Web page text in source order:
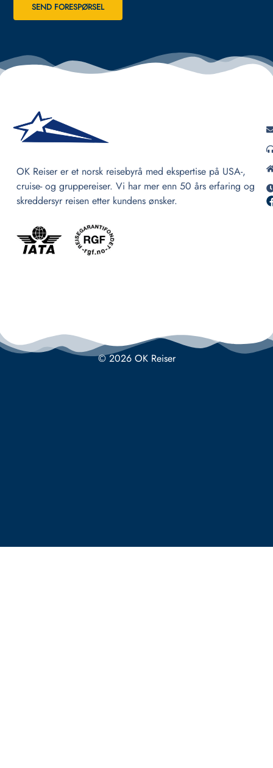
SEND FORESPØRSEL
OK Reiser er et norsk reisebyrå med ekspertise på USA-,
cruise- og gruppereiser. Vi har mer enn 50 års erfaring og
skreddersyr reisen etter kundens ønsker.
© 2026 OK Reiser